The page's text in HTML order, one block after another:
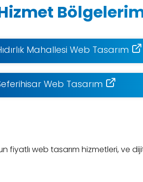
Mahallesi Web Tasarım
Web Tasarım
fiyatlı web tasarım hizmetleri, ve